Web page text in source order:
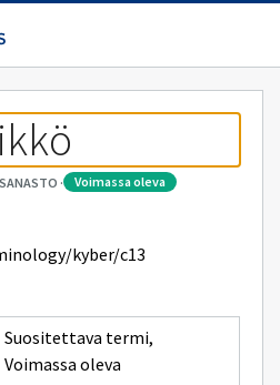
· voimassa oleva
kyber/c13
Suositettava termi,
Voimassa oleva